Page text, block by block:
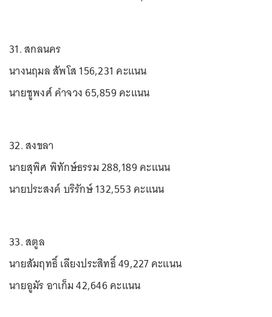
31. สกลนคร
นางนฤมล สัพโส 156,231 คะแนน
นายชูพงศ์ คำจวง 65,859 คะแนน
32. สงขลา
นายสุพิศ พิทักษ์ธรรม 288,189 คะแนน
นายประสงค์ บริรักษ์ 132,553 คะแนน
33. สตูล
นายสัมฤทธิ์ เลียงประสิทธิ์ 49,227 คะแนน
นายอูมัร อาเก็ม 42,646 คะแนน